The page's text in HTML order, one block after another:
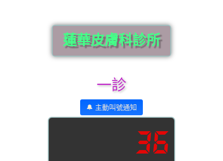
蓮華皮膚科診所
一診
🔔 主動叫號通知
36